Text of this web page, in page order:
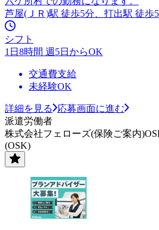
芦屋(ＪＲ)駅 徒歩5分、打出駅 徒歩
シフト
1日8時間 週5日からOK
交通費支給
未経験OK
詳細を見る
応募画面に進む
派遣労働者
株式会社フェローズ(保険ご案内
(OSK)